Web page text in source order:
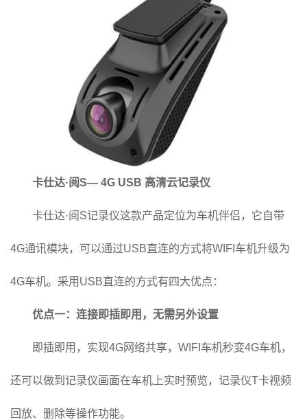
卡仕达·阅S— 4G USB 高清云记录仪
卡仕达·阅S记录仪这款产品定位为车机伴侣，它自带
4G通讯模块，可以通过USB直连的方式将WIFI车机升级为
4G车机。采用USB直连的方式有四大优点：
优点一：连接即插即用，无需另外设置
即插即用，实现4G网络共享，WIFI车机秒变4G车机，
还可以做到记录仪画面在车机上实时预览，记录仪T卡视频
回放、删除等操作功能。